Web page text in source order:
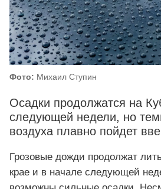
Фото: Михаил Ступин
Осадки продолжатся на
следующей недели, но
воздуха плавно пойдет
Грозовые дожди продолжат
крае и в начале следующей